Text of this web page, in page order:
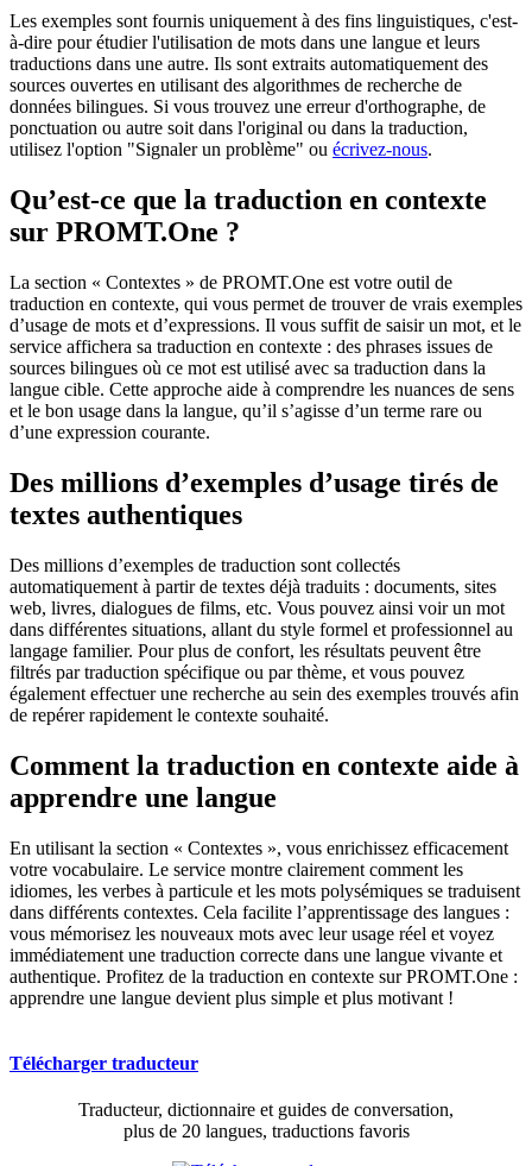
Les exemples sont fournis uniquement à des fins linguistiques, c'est-
à-dire pour étudier l'utilisation de mots dans une langue et leurs
traductions dans une autre. Ils sont extraits automatiquement des
sources ouvertes en utilisant des algorithmes de recherche de
données bilingues. Si vous trouvez une erreur d'orthographe, de
ponctuation ou autre soit dans l'original ou dans la traduction,
utilisez l'option "Signaler un problème" ou écrivez-nous.
Qu’est-ce que la traduction en contexte
sur PROMT.One ?
La section « Contextes » de PROMT.One est votre outil de
traduction en contexte, qui vous permet de trouver de vrais exemples
d’usage de mots et d’expressions. Il vous suffit de saisir un mot, et le
service affichera sa traduction en contexte : des phrases issues de
sources bilingues où ce mot est utilisé avec sa traduction dans la
langue cible. Cette approche aide à comprendre les nuances de sens
et le bon usage dans la langue, qu’il s’agisse d’un terme rare ou
d’une expression courante.
Des millions d’exemples d’usage tirés de
textes authentiques
Des millions d’exemples de traduction sont collectés
automatiquement à partir de textes déjà traduits : documents, sites
web, livres, dialogues de films, etc. Vous pouvez ainsi voir un mot
dans différentes situations, allant du style formel et professionnel au
langage familier. Pour plus de confort, les résultats peuvent être
filtrés par traduction spécifique ou par thème, et vous pouvez
également effectuer une recherche au sein des exemples trouvés afin
de repérer rapidement le contexte souhaité.
Comment la traduction en contexte aide à
apprendre une langue
En utilisant la section « Contextes », vous enrichissez efficacement
votre vocabulaire. Le service montre clairement comment les
idiomes, les verbes à particule et les mots polysémiques se traduisent
dans différents contextes. Cela facilite l’apprentissage des langues :
vous mémorisez les nouveaux mots avec leur usage réel et voyez
immédiatement une traduction correcte dans une langue vivante et
authentique. Profitez de la traduction en contexte sur PROMT.One :
apprendre une langue devient plus simple et plus motivant !
Télécharger traducteur
Traducteur, dictionnaire et guides de conversation,
plus de 20 langues, traductions favoris